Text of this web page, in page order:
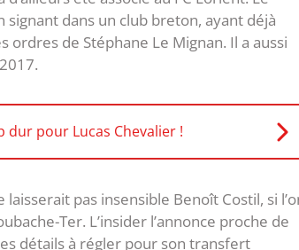
dans un club breton, ayant déjà
ordres de Stéphane Le Mignan. Il a aussi
dur pour Lucas Chevalier !
pas insensible Benoît Costil, si
Ter. L’insider l’annonce proche de
détails à régler pour son transfert